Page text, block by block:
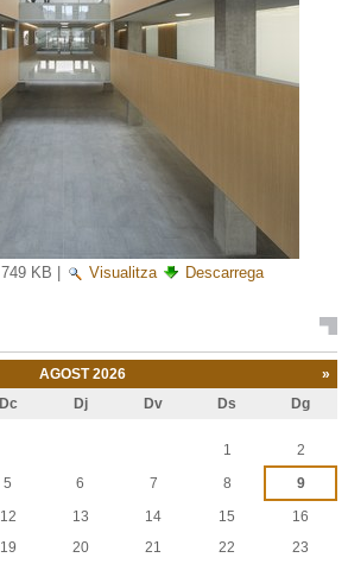
749 KB Visualitza Descarrega
AGOST 2026 »
Dc Dj Dv Ds Dg
1
2
5 6 7 8
9
12 13 14 15
16
19 20 21 22
23